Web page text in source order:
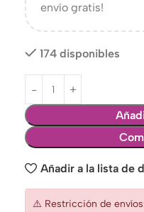
envío gratis!
174 disponibles
Añadir a la lista de
⚠️ Restricción de